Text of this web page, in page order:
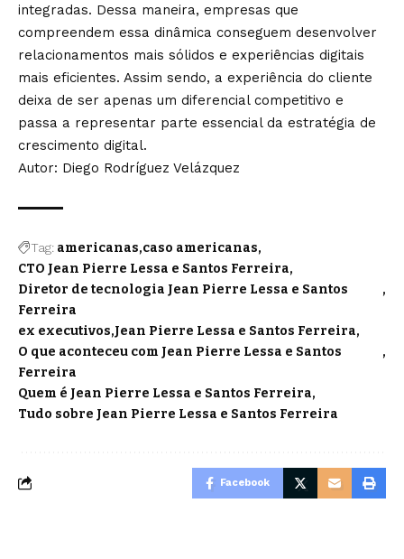
integradas. Dessa maneira, empresas que
compreendem essa dinâmica conseguem desenvolver
relacionamentos mais sólidos e experiências digitais
mais eficientes. Assim sendo, a experiência do cliente
deixa de ser apenas um diferencial competitivo e
passa a representar parte essencial da estratégia de
crescimento digital.
Autor: Diego Rodríguez Velázquez
Tag: americanas caso americanas
CTO Jean Pierre Lessa e Santos Ferreira
Diretor de tecnologia Jean Pierre Lessa e Santos
Ferreira
ex executivos Jean Pierre Lessa e Santos Ferreira
O que aconteceu com Jean Pierre Lessa e Santos
Ferreira
Quem é Jean Pierre Lessa e Santos Ferreira
Tudo sobre Jean Pierre Lessa e Santos Ferreira
Facebook